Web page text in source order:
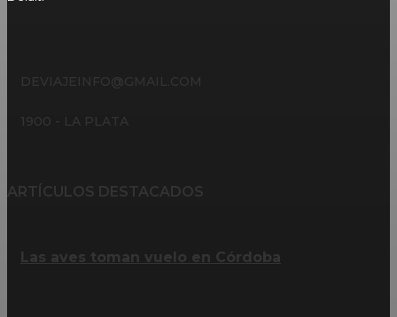
1900 - LA PLATA
ARTÍCULOS DESTACADOS
Las aves toman vuelo en Córdoba